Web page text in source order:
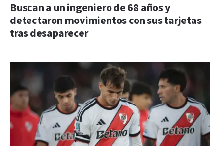
Buscan a un ingeniero de 68 años y
detectaron movimientos con sus tarjetas
tras desaparecer